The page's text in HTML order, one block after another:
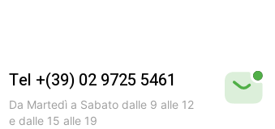
Tel +(39) 02 9725 5461
Da Martedì a Sabato dalle 9 alle 12
e dalle 15 alle 19